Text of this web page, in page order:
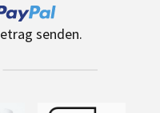
senden.